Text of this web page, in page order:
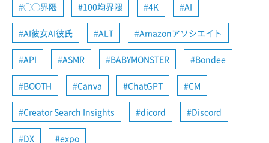
◯◯界隈 100均界隈 4K AI
AI彼女AI彼氏 ALT Amazonアソシエイト
API ASMR BABYMONSTER Bondee
BOOTH Canva ChatGPT CM
Creator Search Insights dicord Discord
DX expo